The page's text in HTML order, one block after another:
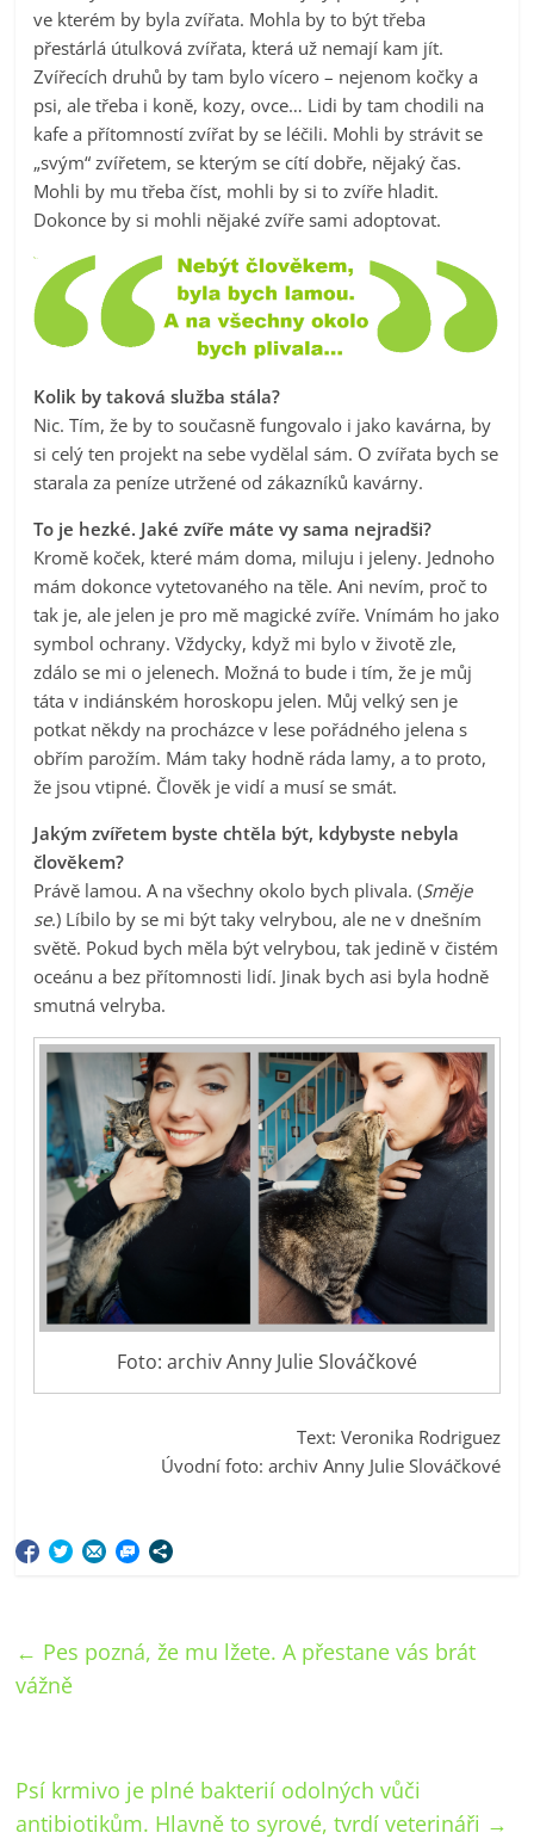
ve kterém by byla zvířata. Mohla by to být třeba
přestárlá útulková zvířata, která už nemají kam jít.
Zvířecích druhů by tam bylo vícero – nejenom kočky a
psi, ale třeba i koně, kozy, ovce… Lidi by tam chodili na
kafe a přítomností zvířat by se léčili. Mohli by strávit se
„svým“ zvířetem, se kterým se cítí dobře, nějaký čas.
Mohli by mu třeba číst, mohli by si to zvíře hladit.
Dokonce by si mohli nějaké zvíře sami adoptovat.
Kolik by taková služba stála?
Nic. Tím, že by to současně fungovalo i jako kavárna, by
si celý ten projekt na sebe vydělal sám. O zvířata bych se
starala za peníze utržené od zákazníků kavárny.
To je hezké. Jaké zvíře máte vy sama nejradši?
Kromě koček, které mám doma, miluju i jeleny. Jednoho
mám dokonce vytetovaného na těle. Ani nevím, proč to
tak je, ale jelen je pro mě magické zvíře. Vnímám ho jako
symbol ochrany. Vždycky, když mi bylo v životě zle,
zdálo se mi o jelenech. Možná to bude i tím, že je můj
táta v indiánském horoskopu jelen. Můj velký sen je
potkat někdy na procházce v lese pořádného jelena s
obřím parožím. Mám taky hodně ráda lamy, a to proto,
že jsou vtipné. Člověk je vidí a musí se smát.
Jakým zvířetem byste chtěla být, kdybyste nebyla
člověkem?
Právě lamou. A na všechny okolo bych plivala. (Směje
se.) Líbilo by se mi být taky velrybou, ale ne v dnešním
světě. Pokud bych měla být velrybou, tak jedině v čistém
oceánu a bez přítomnosti lidí. Jinak bych asi byla hodně
smutná velryba.
Foto: archiv Anny Julie Slováčkové
Text: Veronika Rodriguez
Úvodní foto: archiv Anny Julie Slováčkové
← Pes pozná, že mu lžete. A přestane vás brát
vážně
Psí krmivo je plné bakterií odolných vůči
antibiotikům. Hlavně to syrové, tvrdí veterináři →